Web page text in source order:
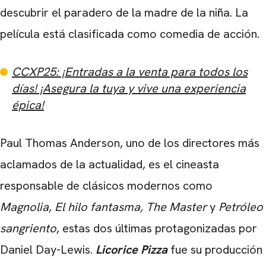
descubrir el paradero de la madre de la niña. La
película está clasificada como comedia de acción.
CCXP25: ¡Entradas a la venta para todos los
días! ¡Asegura la tuya y vive una experiencia
épica!
Paul Thomas Anderson, uno de los directores más
aclamados de la actualidad, es el cineasta
responsable de clásicos modernos como
Magnolia, El hilo fantasma, The Mastery Petróleo
sangriento, estas dos últimas protagonizadas por
Daniel Day-Lewis. Licorice Pizzafue su producción